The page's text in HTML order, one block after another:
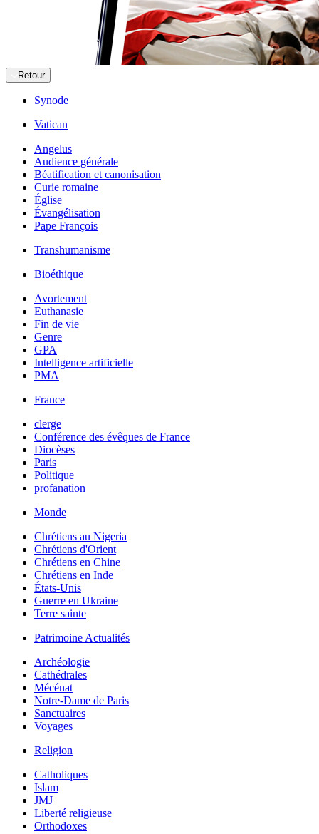
Retour
Synode
Vatican
Angelus
Audience générale
Béatification et canonisation
Curie romaine
Église
Évangélisation
Pape François
Transhumanisme
Bioéthique
Avortement
Euthanasie
Fin de vie
Genre
GPA
Intelligence artificielle
PMA
France
clerge
Conférence des évêques de France
Diocèses
Paris
Politique
profanation
Monde
Chrétiens au Nigeria
Chrétiens d'Orient
Chrétiens en Chine
Chrétiens en Inde
États-Unis
Guerre en Ukraine
Terre sainte
Patrimoine Actualités
Archéologie
Cathédrales
Mécénat
Notre-Dame de Paris
Sanctuaires
Voyages
Religion
Catholiques
Islam
JMJ
Liberté religieuse
Orthodoxes